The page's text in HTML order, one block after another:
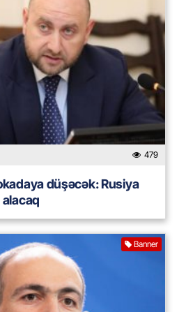
479
düşəcək: Rusiya
alacaq
Banner